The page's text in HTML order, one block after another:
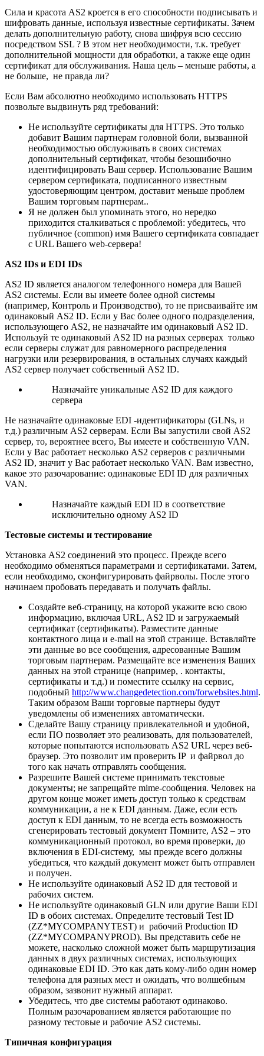
Сила и красота AS2 кроется в его способности подписывать и
шифровать данные, используя известные сертификаты. Зачем
делать дополнительную работу, снова шифруя всю сессию
посредством SSL ? В этом нет необходимости, т.к. требует
дополнительной мощности для обработки, а также еще один
сертификат для обслуживания. Наша цель – меньше работы, а
не больше, не правда ли?
Если Вам абсолютно необходимо использовать HTTPS
позвольте выдвинуть ряд требований:
Не используйте сертификаты для HTTPS. Это только
добавит Вашим партнерам головной боли, вызванной
необходимостью обслуживать в своих системах
дополнительный сертификат, чтобы безошибочно
идентифицировать Ваш сервер. Использование Вашим
сервером сертификата, подписанного известным
удостоверяющим центром, доставит меньше проблем
Вашим торговым партнерам..
Я не должен был упоминать этого, но нередко
приходится сталкиваться с проблемой: убедитесь, что
публичное (common) имя Вашего сертификата совпадает
с URL Вашего web-сервера!
AS2 IDs и EDI IDs
AS2 ID является аналогом телефонного номера для Вашей
AS2 системы. Если вы имеете более одной системы
(например, Контроль и Производство), то не присваивайте им
одинаковый AS2 ID. Если у Вас более одного подразделения,
использующего AS2, не назначайте им одинаковый AS2 ID.
Используй те одинаковый AS2 ID на разных серверах только
если серверы служат для равномерного распределения
нагрузки или резервирования, в остальных случаях каждый
AS2 сервер получает собственный AS2 ID.
Назначайте уникальные AS2 ID для каждого
сервера
Не назначайте одинаковые EDI -идентификаторы (GLNs, и
т.д.) различным AS2 серверам. Если Вы запустили свой AS2
сервер, то, вероятнее всего, Вы имеете и собственную VAN.
Если у Вас работает несколько AS2 серверов с различными
AS2 ID, значит у Вас работает несколько VAN. Вам известно,
какое это разочарование: одинаковые EDI ID для различных
VAN.
Назначайте каждый EDI ID в соответствие
исключительно одному AS2 ID
Тестовые системы и тестирование
Установка AS2 соединений это процесс. Прежде всего
необходимо обменяться параметрами и сертификатами. Затем,
если необходимо, сконфигурировать файрволы. После этого
начинаем пробовать передавать и получать файлы.
Создайте веб-страницу, на которой укажите всю свою
информацию, включая URL, AS2 ID и загружаемый
сертификат (сертификаты). Разместите данные
контактного лица и e-mail на этой странице. Вставляйте
эти данные во все сообщения, адресованные Вашим
торговым партнерам. Размещайте все изменения Ваших
данных на этой странице (например, . контакты,
сертификаты и т.д.) и поместите ссылку на сервис,
подобный http://www.changedetection.com/forwebsites.html.
Таким образом Ваши торговые партнеры будут
уведомлены об изменениях автоматически.
Сделайте Вашу страницу привлекательной и удобной,
если ПО позволяет это реализовать, для пользователей,
которые попытаются использовать AS2 URL через веб-
браузер. Это позволит им проверить IP и файрвол до
того как начать отправлять сообщения.
Разрешите Вашей системе принимать текстовые
документы; не запрещайте mime-сообщения. Человек на
другом конце может иметь доступ только к средствам
коммуникации, а не к EDI данным. Даже, если есть
доступ к EDI данным, то не всегда есть возможность
сгенерировать тестовый документ Помните, AS2 – это
коммуникационный протокол, во время проверки, до
включения в EDI-систему, мы прежде всего должны
убедиться, что каждый документ может быть отправлен
и получен.
Не используйте одинаковый AS2 ID для тестовой и
рабочих систем.
Не используйте одинаковый GLN или другие Ваши EDI
ID в обоих системах. Определите тестовый Test ID
(ZZ*MYCOMPANYTEST) и рабочий Production ID
(ZZ*MYCOMPANYPROD). Вы представить себе не
можете, насколько сложной может быть маршрутизация
данных в двух различных системах, использующих
одинаковые EDI ID. Это как дать кому-либо один номер
телефона для разных мест и ожидать, что волшебным
образом, зазвонит нужный аппарат.
Убедитесь, что две системы работают одинаково.
Полным разочарованием является работающие по
разному тестовые и рабочие AS2 системы.
Типичная конфигурация